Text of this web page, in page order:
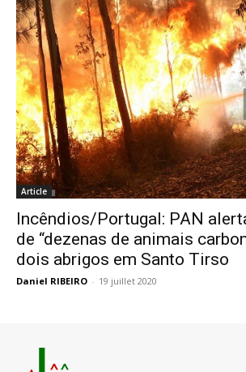
Article
Incêndios/Portugal: PAN
de “dezenas de animais
dois abrigos em Santo Tirso
Daniel RIBEIRO - 19 juillet 2020